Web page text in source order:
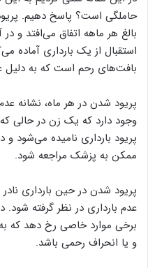
حاملگی است؟ پاسخ دهیم.
بالغ هر ماهه اتفاق می‌افتد و در
استقبال از یک بارداری آماده
بافت‌های رحم است که به دلیل
پریود شدن در هر ماه، نشانه
وجود دارد که یک زن در حالی که
پریود بارداری نامیده می‌شود
ممکن به پزشک مراجعه شود.
پریود شدن در حین بارداری
عدم بارداری در نظر گرفته
برخی موارد خاصی رخ دهد که
و یا انحراف رحمی باشد.